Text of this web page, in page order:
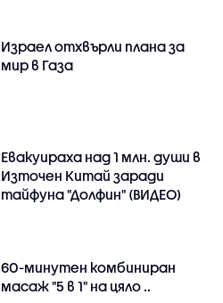
Израел отхвърли плана за
мир в Газа
Евакуираха над 1 млн. души в
Източен Китай заради
тайфуна "Долфин" (ВИДЕО)
60-минутен комбиниран
масаж "5 в 1" на цяло ..